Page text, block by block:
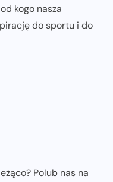
kogo nasza
do sportu i do
Polub nas na